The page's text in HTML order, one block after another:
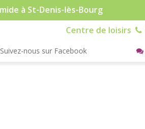
à St-Denis-lès-Bourg
Centre de loisirs
Suivez-nous sur Facebook